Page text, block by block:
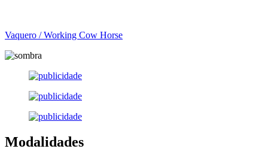
Vaquero / Working Cow Horse
Modalidades